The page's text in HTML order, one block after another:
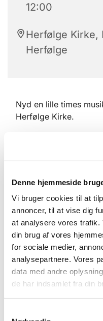
Denne hjemmeside
Vi bruger cookies til at
annoncer, til at vise dig
at analysere vores trafik.
din brug af vores
for sociale medier,
analysepartnere. Vores
data med andre
de har indsamlet fra din
12:00
Herfølge Kirke,
Herfølge
Nyd en lille times
Herfølge Kirke.
og salmeskat,
remser.
Timen er tilrettelagt,
sanser og styrker
fornemmelsen for
Det nærvær, der kan
forældre imellem, er
udvikling.
barns glæde og lyst til
Når vi er færdige i